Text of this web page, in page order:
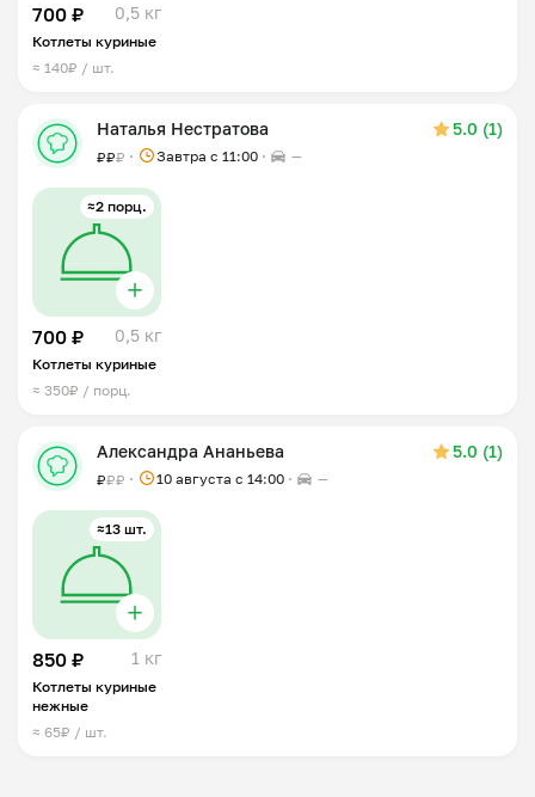
700 ₽ 0,5 кг
Котлеты куриные
≈ 140₽ / шт.
Наталья Нестратова 5.0 (1)
₽₽₽ Завтра c 11:00 —
≈2 порц.
700 ₽ 0,5 кг
Котлеты куриные
≈ 350₽ / порц.
Александра Ананьева 5.0 (1)
₽₽₽ 10 августа с 14:00 —
≈13 шт.
850 ₽ 1 кг
Котлеты куриные
нежные
≈ 65₽ / шт.